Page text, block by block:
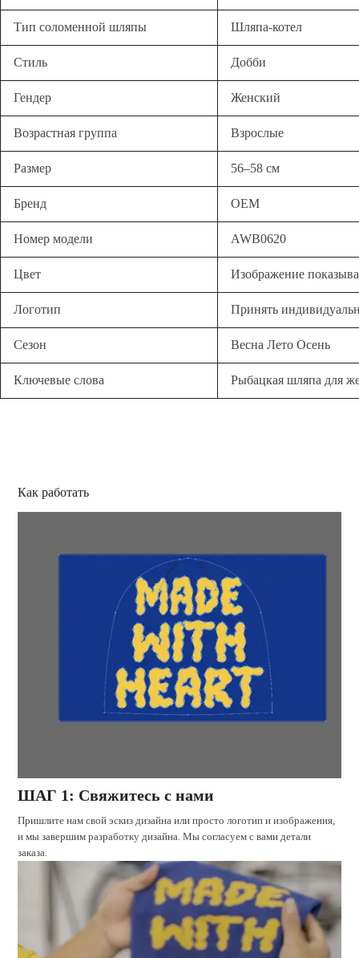
Тип соломенной шляпы Шляпа-котел
Стиль Добби
Гендер Женский
Возрастная группа Взрослые
Размер 56–58 см
Бренд OEM
Номер модели AWB0620
Цвет Изображение
Логотип Принять
Сезон Весна Лето Осень
Ключевые слова Рыбацкая шляпа для
Как работать
ШАГ 1: Свяжитесь с нами
Пришлите нам свой эскиз дизайна или просто логотип и изображения,
и мы завершим разработку дизайна. Мы согласуем с вами детали
заказа.